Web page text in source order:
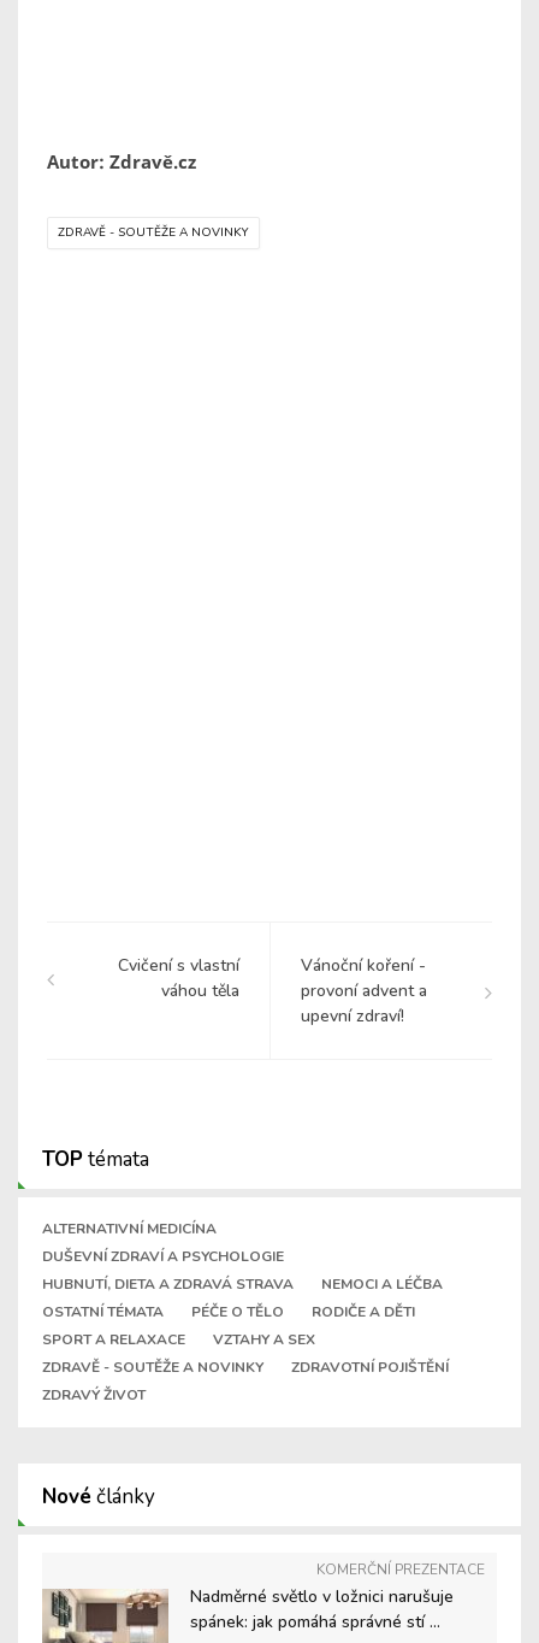
Autor: Zdravě.cz
ZDRAVĚ - SOUTĚŽE A NOVINKY
Cvičení s vlastní
váhou těla
Vánoční koření -
provoní advent a
upevní zdraví!
TOPtémata
ALTERNATIVNÍ MEDICÍNA
DUŠEVNÍ ZDRAVÍ A PSYCHOLOGIE
HUBNUTÍ, DIETA A ZDRAVÁ STRAVA
NEMOCI A LÉČBA
OSTATNÍ TÉMATA
PÉČE O TĚLO
RODIČE A DĚTI
SPORT A RELAXACE
VZTAHY A SEX
ZDRAVĚ - SOUTĚŽE A NOVINKY
ZDRAVOTNÍ POJIŠTĚNÍ
ZDRAVÝ ŽIVOT
Nové články
KOMERČNÍ PREZENTACE
Nadměrné světlo v ložnici narušuje
spánek: jak pomáhá správné stí ...